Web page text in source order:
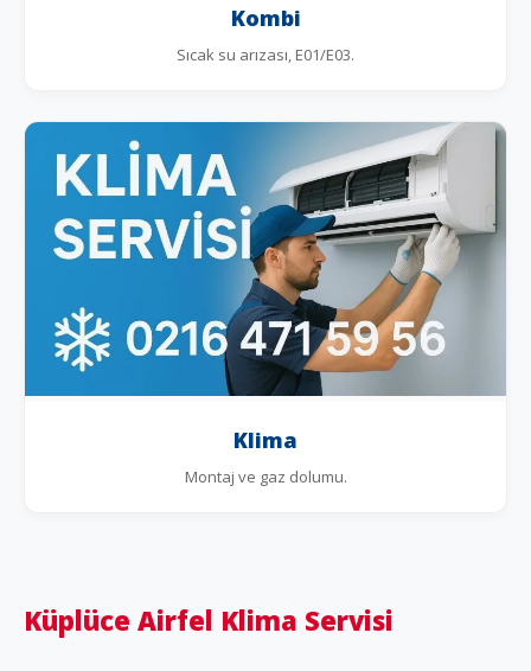
Kombi
Sıcak su arızası, E01/E03.
Klima
Montaj ve gaz dolumu.
Küplüce Airfel Klima Servisi